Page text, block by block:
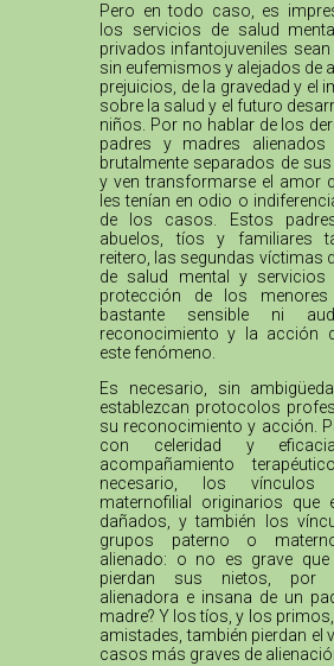
Pero en todo caso, es
los servicios de salud
privados infantojuveniles
sin eufemismos y alejados de
prejuicios, de la gravedad y el
sobre la salud y el futuro
niños. Por no hablar de los
padres y madres
brutalmente separados de
y ven transformarse el amor
les tenían en odio o
de los casos. Estos
abuelos, tíos y familiares
reitero, las segundas víctimas
de salud mental y servicios
protección de los
bastante sensible ni
reconocimiento y la acción
este fenómeno.
Es necesario, sin
establezcan protocolos
su reconocimiento y acción.
con celeridad y
acompañamiento
necesario, los
maternofilial originarios que
dañados, y también los
grupos paterno o
alienado: o no es grave
pierdan sus nietos, por
alienadora e insana de un
madre? Y los tíos, y los
amistades, también pierdan el
casos más graves de